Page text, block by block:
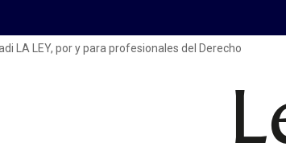
LA LEY, por y para profesionales del Derecho